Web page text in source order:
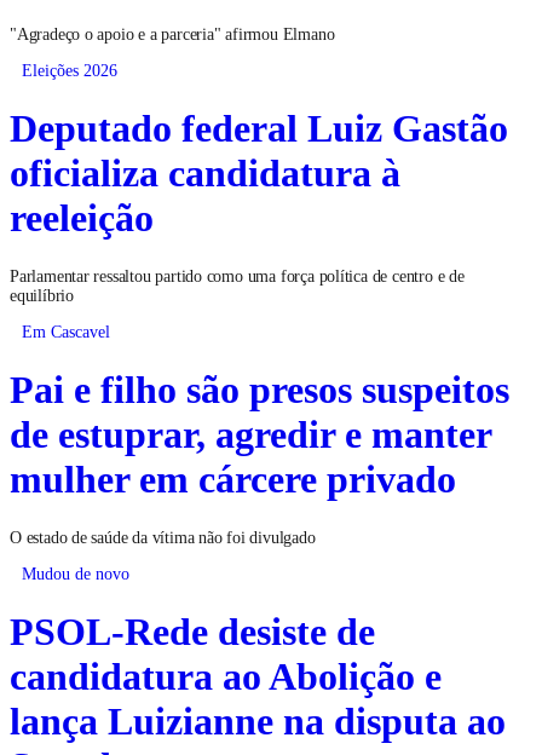
"Agradeço o apoio e a parceria" afirmou Elmano
Eleições 2026
Deputado federal Luiz Gastão
oficializa candidatura à
reeleição
Parlamentar ressaltou partido como uma força política de centro e de
equilíbrio
Em Cascavel
Pai e filho são presos suspeitos
de estuprar, agredir e manter
mulher em cárcere privado
O estado de saúde da vítima não foi divulgado
Mudou de novo
PSOL-Rede desiste de
candidatura ao Abolição e
lança Luizianne na disputa ao